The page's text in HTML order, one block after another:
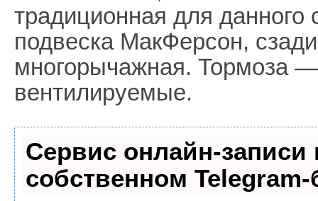
традиционная для
подвеска МакФерсон,
многорычажная. Тормоза
вентилируемые.
Сервис онлайн-записи
собственном Telegram-